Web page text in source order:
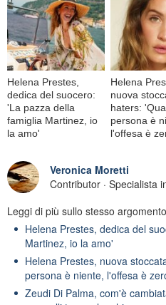
Helena Prestes,
dedica del suocero:
'La pazza della
famiglia Martinez, io
la amo'
Helena
nuova
haters:
persona è
l'offesa è
Veronica Moretti
Contributor · Specialista
Leggi di più sullo stesso
Helena Prestes, dedica del
Martinez, io la amo'
Helena Prestes, nuova
persona è niente, l'offesa è
Zeudi Di Palma, com'è